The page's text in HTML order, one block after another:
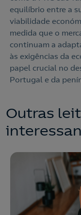
equilíbrio entre a
viabilidade
medida que o
continuam a
às exigências da
papel crucial no
Portugal e da
Outras